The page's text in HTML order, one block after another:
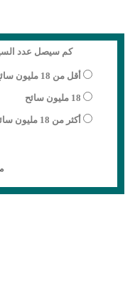
كم سيصل عدد
أقل من 18 مليون سائح
18 مليون سائح
أكثر من 18 مليون سائح